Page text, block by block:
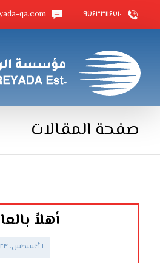
٩٧٤٣٣١١٤٧١٠ qa.com
صفحة المقالات
أهلاً
١ أغسطس، ٢٠٢٣